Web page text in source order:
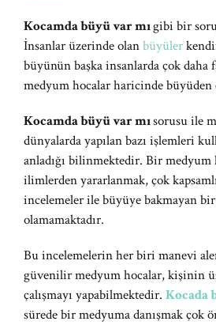
Kocamda büyü var mıgibi bir
İnsanlar üzerinde olanbüyüler
büyünün başka insanlarda çok
medyum hocalar haricinde
Kocamda büyü var mısorusu ile
dünyalarda yapılan bazı işlemleri
anladığı bilinmektedir. Bir
ilimlerden yararlanmak, çok
incelemeler ile büyüye bakmayan
olamamaktadır.
Bu incelemelerin her biri manevi
güvenilir medyum hocalar, kişinin
çalışmayı yapabilmektedir. Kocada
sürede bir medyuma danışmak çok